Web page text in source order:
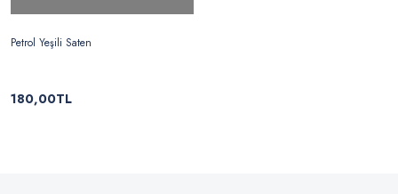
Petrol Yeşili Saten
180,00TL